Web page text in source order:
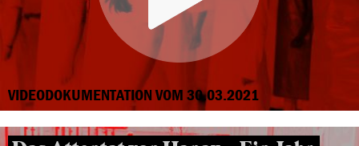
VIDEODOKUMENTATION VOM 30.03.2021